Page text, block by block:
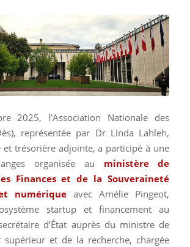
2025, l’Association Nationale des
représentée par Dr Linda Lahleh,
trésorière adjointe, a participé à une
organisée au ministère de
Finances et de la Souveraineté
numériqueavec Amélie Pingeot,
startup et financement au
d’État auprès du ministre de
supérieur et de la recherche, chargée